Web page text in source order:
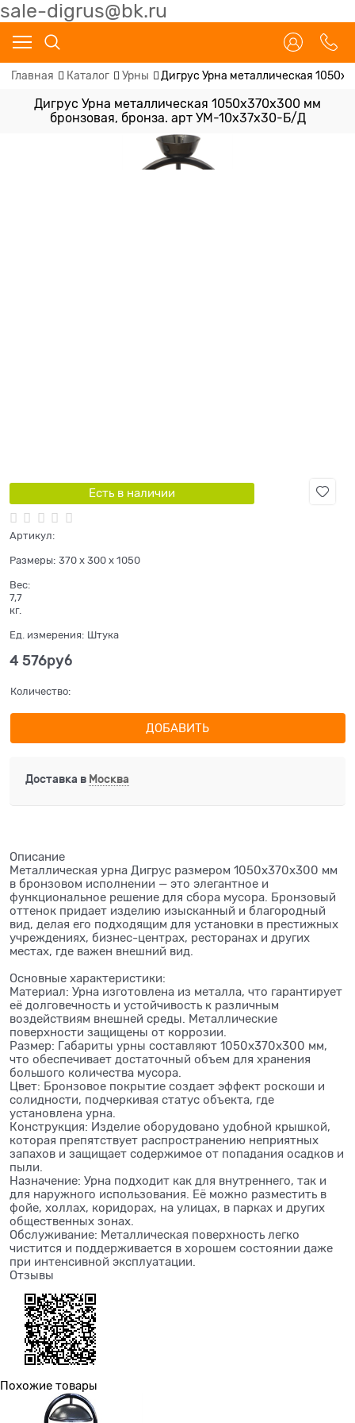
sale-digrus@bk.ru
Главная Каталог Урны Дигрус Урна металлическая
Дигрус Урна металлическая 1050х370х300 мм
бронзовая, бронза. арт УМ-10х37х30-Б/Д
Есть в наличии
Артикул:
Размеры: 370 x 300 x 1050
Вес:
7,7
кг.
Ед. измерения: Штука
4 576руб
Количество:
ДОБАВИТЬ
Доставка в Москва
Описание
Металлическая урна Дигрус размером 1050x370x300 мм
в бронзовом исполнении — это элегантное и
функциональное решение для сбора мусора. Бронзовый
оттенок придает изделию изысканный и благородный
вид, делая его подходящим для установки в престижных
учреждениях, бизнес-центрах, ресторанах и других
местах, где важен внешний вид.
Основные характеристики:
Материал: Урна изготовлена из металла, что гарантирует
её долговечность и устойчивость к различным
воздействиям внешней среды. Металлические
поверхности защищены от коррозии.
Размер: Габариты урны составляют 1050x370x300 мм,
что обеспечивает достаточный объем для хранения
большого количества мусора.
Цвет: Бронзовое покрытие создает эффект роскоши и
солидности, подчеркивая статус объекта, где
установлена урна.
Конструкция: Изделие оборудовано удобной крышкой,
которая препятствует распространению неприятных
запахов и защищает содержимое от попадания осадков и
пыли.
Назначение: Урна подходит как для внутреннего, так и
для наружного использования. Её можно разместить в
фойе, холлах, коридорах, на улицах, в парках и других
общественных зонах.
Обслуживание: Металлическая поверхность легко
чистится и поддерживается в хорошем состоянии даже
при интенсивной эксплуатации.
Отзывы
Похожие товары